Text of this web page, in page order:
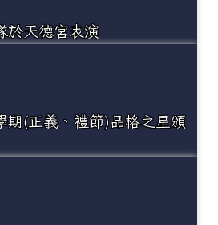
於天德宮表演
期(正義、禮節)品格之星頒